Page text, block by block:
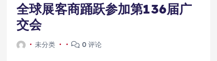
全球展客商踊跃参加第136届广
交会
未分类 0 评论